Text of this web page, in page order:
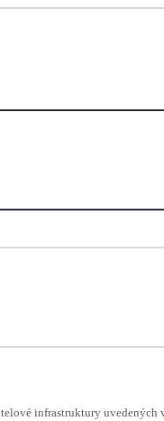
infrastruktury uvedených